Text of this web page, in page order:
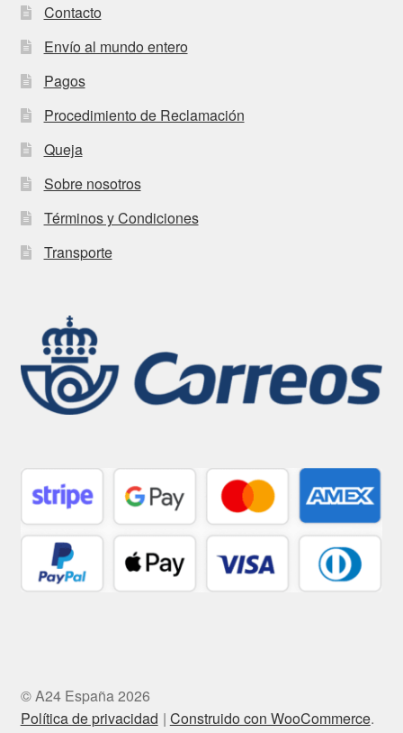
Contacto
Envío al mundo entero
Pagos
Procedimiento de Reclamación
Queja
Sobre nosotros
Términos y Condiciones
Transporte
© A24 España 2026
Política de privacidad
Construido con WooCommerce.